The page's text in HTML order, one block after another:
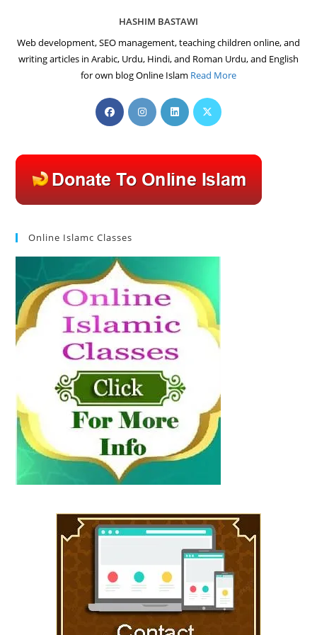
HASHIM BASTAWI
Web development, SEO management, teaching children online, and
writing articles in Arabic, Urdu, Hindi, and Roman Urdu, and English
for own blog Online Islam Read More
Opens
in
new
tab
Opens
in
new
tab
Opens
in
new
tab
Opens
new
tab
Online Islamc Classes